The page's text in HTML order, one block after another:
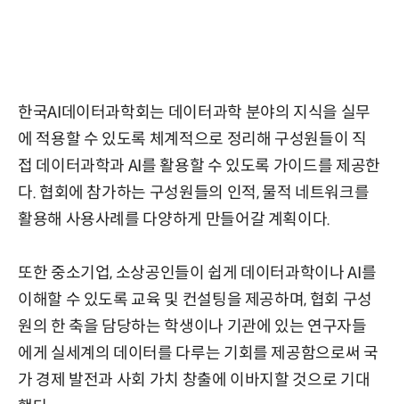
한국AI데이터과학회는 데이터과학 분야의 지식을 실무
에 적용할 수 있도록 체계적으로 정리해 구성원들이 직
접 데이터과학과 AI를 활용할 수 있도록 가이드를 제공한
다. 협회에 참가하는 구성원들의 인적, 물적 네트워크를
활용해 사용사례를 다양하게 만들어갈 계획이다.
또한 중소기업, 소상공인들이 쉽게 데이터과학이나 AI를
이해할 수 있도록 교육 및 컨설팅을 제공하며, 협회 구성
원의 한 축을 담당하는 학생이나 기관에 있는 연구자들
에게 실세계의 데이터를 다루는 기회를 제공함으로써 국
가 경제 발전과 사회 가치 창출에 이바지할 것으로 기대